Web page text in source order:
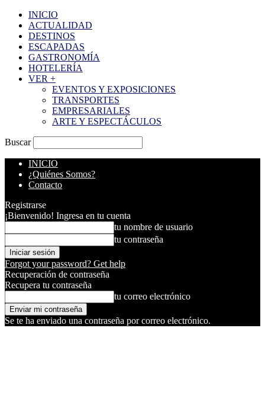
INICIO
ACTUALIDAD
DESTINOS
ESCAPADAS
GASTRONOMÍA
HOTELERÍA
VER +
EVENTOS Y EXPOSICIONES
TRANSPORTES
EMPRESARIALES
ARTE Y ESPECTÁCULOS
Buscar
INICIO
¿Quiénes Somos?
Contacto
Registrarse
¡Bienvenido! Ingresa en tu cuenta
tu nombre de usuario
tu contraseña
Forgot your password? Get help
Recuperación de contraseña
Recupera tu contraseña
tu correo electrónico
Se te ha enviado una contraseña por correo electrónico.